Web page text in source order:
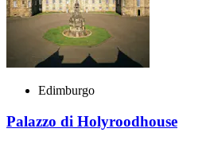
Edimburgo
Palazzo di Holyroodhouse